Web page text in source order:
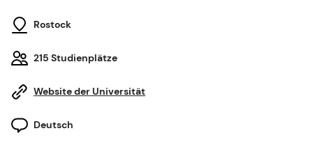
Rostock
215 Studienplätze
Website der Universität
Deutsch